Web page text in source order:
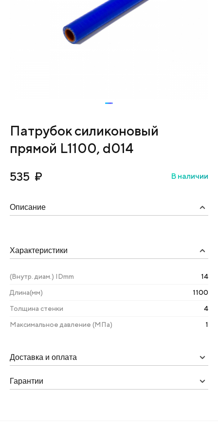
Патрубок силиконовый
прямой L1100, d014
535 ₽ В наличии
Описание
Характеристики
(Внутр. диам.) IDmm 14
Длина(мм) 1100
Толщина стенки 4
Максимальное давление (МПа) 1
Доставка и оплата
Гарантии